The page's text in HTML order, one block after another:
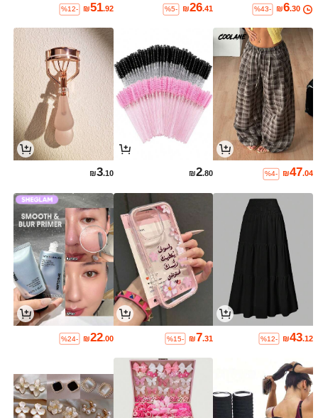
₪6.30
%43-
₪26.41
%5-
₪51.92
%12-
₪47.04
%4-
₪2.80
₪3.10
₪43.12
%12-
₪7.31
%15-
₪22.00
%24-